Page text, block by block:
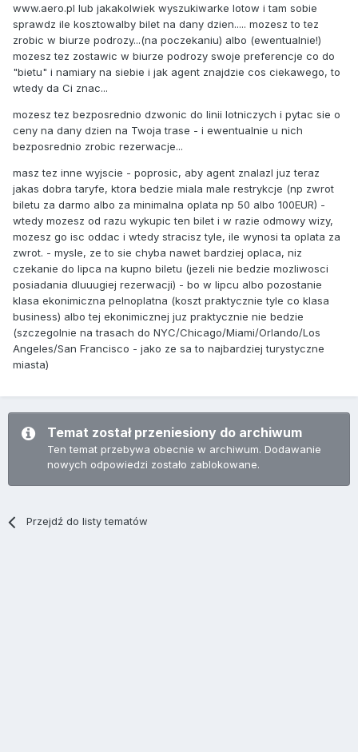
www.aero.pl lub jakakolwiek wyszukiwarke lotow i tam sobie
sprawdz ile kosztowalby bilet na dany dzien..... mozesz to tez
zrobic w biurze podrozy...(na poczekaniu) albo (ewentualnie!)
mozesz tez zostawic w biurze podrozy swoje preferencje co do
"bietu" i namiary na siebie i jak agent znajdzie cos ciekawego, to
wtedy da Ci znac...
mozesz tez bezposrednio dzwonic do linii lotniczych i pytac sie o
ceny na dany dzien na Twoja trase - i ewentualnie u nich
bezposrednio zrobic rezerwacje...
masz tez inne wyjscie - poprosic, aby agent znalazl juz teraz
jakas dobra taryfe, ktora bedzie miala male restrykcje (np zwrot
biletu za darmo albo za minimalna oplata np 50 albo 100EUR) -
wtedy mozesz od razu wykupic ten bilet i w razie odmowy wizy,
mozesz go isc oddac i wtedy stracisz tyle, ile wynosi ta oplata za
zwrot. - mysle, ze to sie chyba nawet bardziej oplaca, niz
czekanie do lipca na kupno biletu (jezeli nie bedzie mozliwosci
posiadania dluuugiej rezerwacji) - bo w lipcu albo pozostanie
klasa ekonimiczna pelnoplatna (koszt praktycznie tyle co klasa
business) albo tej ekonimicznej juz praktycznie nie bedzie
(szczegolnie na trasach do NYC/Chicago/Miami/Orlando/Los
Angeles/San Francisco - jako ze sa to najbardziej turystyczne
miasta)
Temat został przeniesiony do archiwum
Ten temat przebywa obecnie w archiwum. Dodawanie
nowych odpowiedzi zostało zablokowane.
Przejdź do listy tematów